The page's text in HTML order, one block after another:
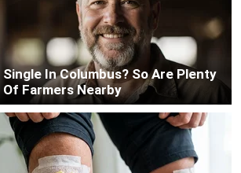
Single In Columbus? So Are Plenty
Of Farmers Nearby